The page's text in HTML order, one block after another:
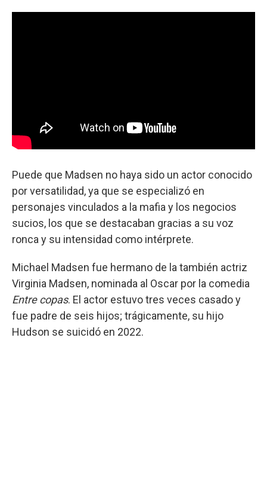
Puede que Madsen no haya sido un actor conocido
por versatilidad, ya que se especializó en
personajes vinculados a la mafia y los negocios
sucios, los que se destacaban gracias a su voz
ronca y su intensidad como intérprete.
Michael Madsen fue hermano de la también actriz
Virginia Madsen, nominada al Oscar por la comedia
Entre copas. El actor estuvo tres veces casado y
fue padre de seis hijos; trágicamente, su hijo
Hudson se suicidó en 2022.